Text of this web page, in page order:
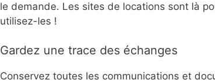
le demande. Les sites de locations sont là
utilisez-les !
Gardez une trace des échanges
Conservez toutes les communications et